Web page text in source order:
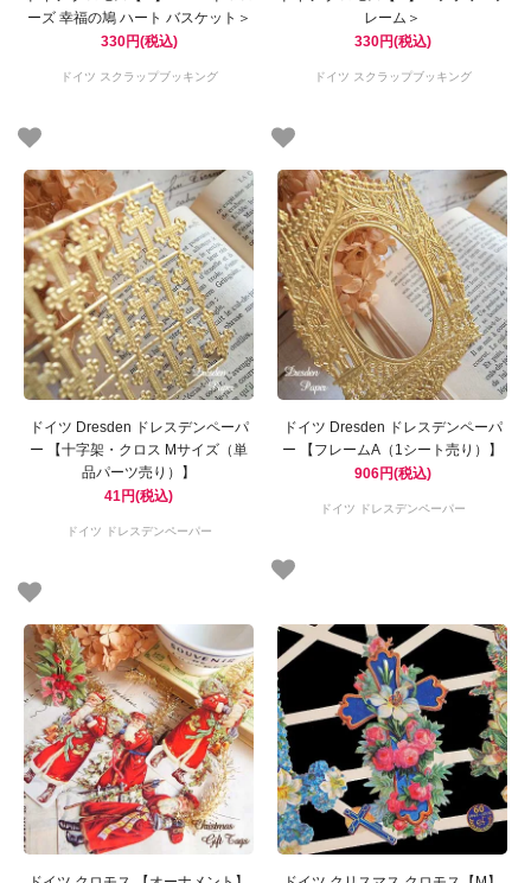
ーズ 幸福の鳩 ハート バスケット＞
330円(税込)
ドイツ スクラップブッキング
レーム＞
330円(税込)
ドイツ スクラップブッキング
ドイツ Dresden ドレスデンペーパ
ー 【十字架・クロス Mサイズ（単
品パーツ売り）】
41円(税込)
ドイツ ドレスデンペーパー
ドイツ Dresden ドレスデンペーパ
ー 【フレームA（1シート売り）】
906円(税込)
ドイツ ドレスデンペーパー